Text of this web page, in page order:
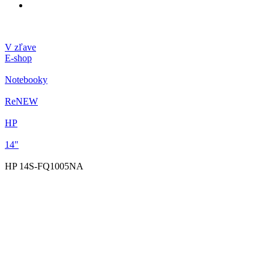
V zľave
E-shop
Notebooky
ReNEW
HP
14"
HP 14S-FQ1005NA